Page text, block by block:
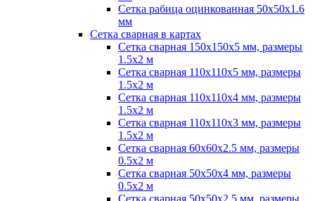
Сетка рабица оцинкованная 50х50х1.6
мм
Сетка сварная в картах
Сетка сварная 150х150х5 мм, размеры
1.5х2 м
Сетка сварная 110х110х5 мм, размеры
1.5х2 м
Сетка сварная 110х110х4 мм, размеры
1.5х2 м
Сетка сварная 110х110х3 мм, размеры
1.5х2 м
Сетка сварная 60х60х2.5 мм, размеры
0.5х2 м
Сетка сварная 50х50х4 мм, размеры
0.5х2 м
Сетка сварная 50х50х2.5 мм, размеры